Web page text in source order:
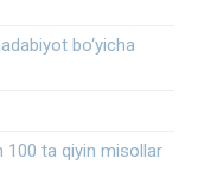
bo‘yicha
100 ta qiyin misollar